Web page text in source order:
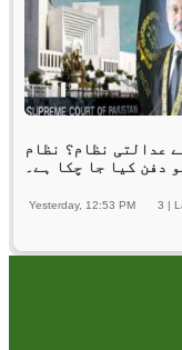
عدالتی نظام؟ نظام
دفن کیا جا چکا ہے۔
3 |
Yesterday, 12:53 PM